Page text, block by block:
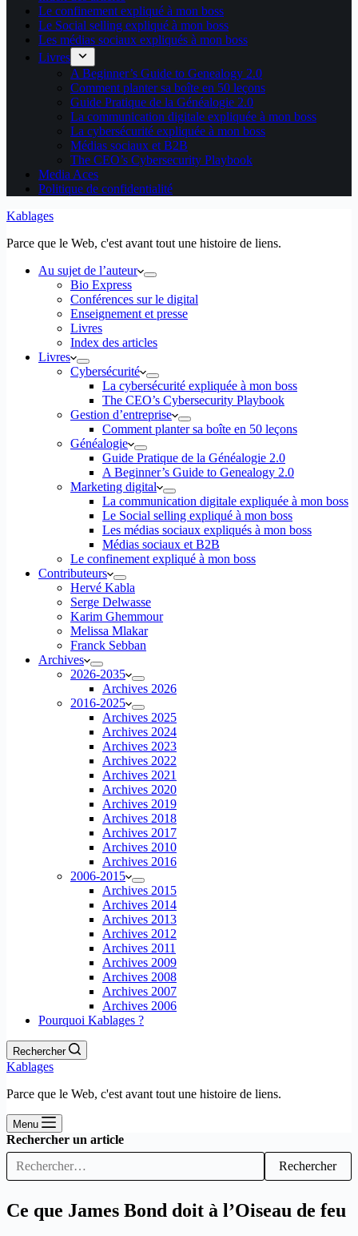
Le confinement expliqué à mon boss
Le Social selling expliqué à mon boss
Les médias sociaux expliqués à mon boss
Livres
A Beginner’s Guide to Genealogy 2.0
Comment planter sa boîte en 50 leçons
Guide Pratique de la Généalogie 2.0
La communication digitale expliquée à mon boss
La cybersécurité expliquée à mon boss
Médias sociaux et B2B
The CEO’s Cybersecurity Playbook
Media Aces
Politique de confidentialité
Kablages
Parce que le Web, c'est avant tout une histoire de liens.
Au sujet de l’auteur
Bio Express
Conférences sur le digital
Enseignement et presse
Livres
Index des articles
Livres
Cybersécurité
La cybersécurité expliquée à mon boss
The CEO’s Cybersecurity Playbook
Gestion d’entreprise
Comment planter sa boîte en 50 leçons
Généalogie
Guide Pratique de la Généalogie 2.0
A Beginner’s Guide to Genealogy 2.0
Marketing digital
La communication digitale expliquée à mon boss
Le Social selling expliqué à mon boss
Les médias sociaux expliqués à mon boss
Médias sociaux et B2B
Le confinement expliqué à mon boss
Contributeurs
Hervé Kabla
Serge Delwasse
Karim Ghemmour
Melissa Mlakar
Franck Sebban
Archives
2026-2035
Archives 2026
2016-2025
Archives 2025
Archives 2024
Archives 2023
Archives 2022
Archives 2021
Archives 2020
Archives 2019
Archives 2018
Archives 2017
Archives 2010
Archives 2016
2006-2015
Archives 2015
Archives 2014
Archives 2013
Archives 2012
Archives 2011
Archives 2009
Archives 2008
Archives 2007
Archives 2006
Pourquoi Kablages ?
Rechercher
Kablages
Parce que le Web, c'est avant tout une histoire de liens.
Menu
Rechercher un article
Rechercher
Ce que James Bond doit à l’Oiseau de feu